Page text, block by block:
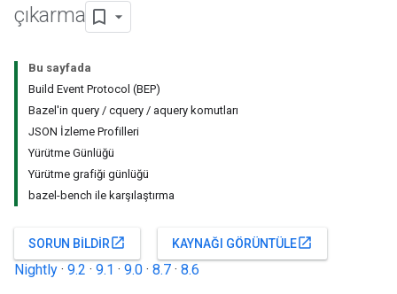
çıkarma
Bu sayfada
Build Event Protocol (BEP)
Bazel'in query / cquery / aquery komutları
JSON İzleme Profilleri
Yürütme Günlüğü
Yürütme grafiği günlüğü
bazel-bench ile karşılaştırma
SORUN BILDIRopen_in_new KAYNAĞI GÖRÜNTÜLEopen_in_new
Nightly · 9.2 · 9.1 · 9.0 · 8.7 · 8.6